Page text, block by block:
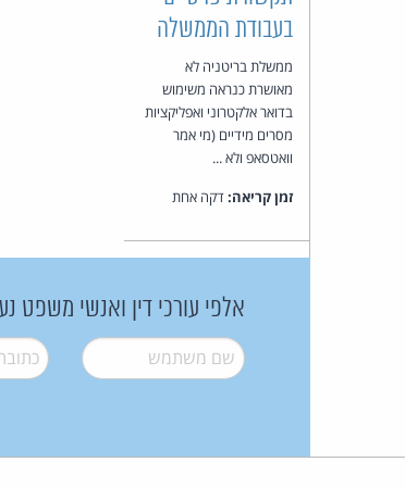
בעבודת הממשלה
ממשלת בריטניה לא
מאושרת כנראה משימוש
בדואר אלקטרוני ואפליקציות
מסרים מידיים (מי אמר
וואטסאפ ולא ...
זמן קריאה:דקה אחת
אלפי עורכי דין ואנשי משפט
שם משתמש* דואל*